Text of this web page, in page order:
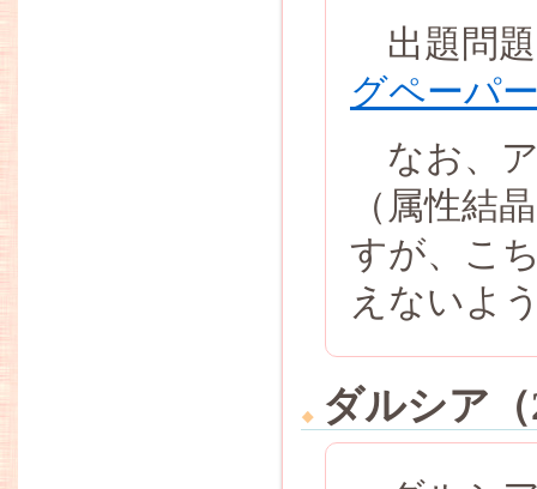
出題問
グペーパ
なお、ア
（属性結
すが、こ
えないよ
ダルシア